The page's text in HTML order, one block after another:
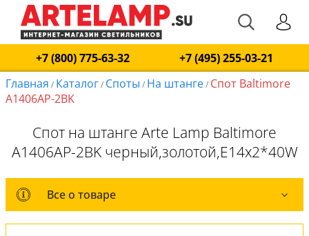
+7 (800) 775-63-32
+7 (495) 255-03-21
Главная / Каталог/ Споты / На штанге/ Спот Baltimore
A1406AP-2BK
Спот на штанге Arte Lamp Baltimore
A1406AP-2BK черный,золотой,E14x2*40W
Все о товаре
Все о товаре